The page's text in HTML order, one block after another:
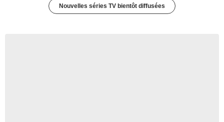
Nouvelles séries TV bientôt diffusées